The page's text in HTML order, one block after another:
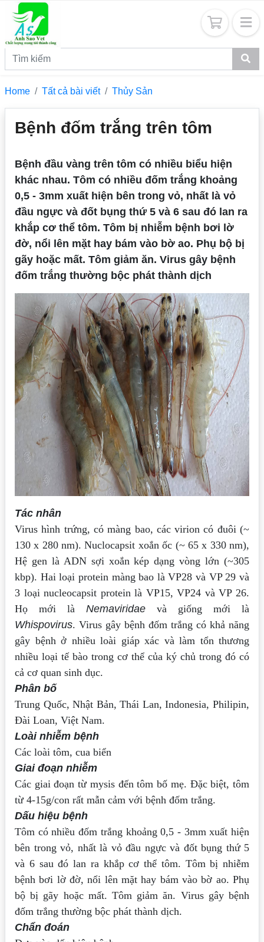
Home Tất cả bài viết Thủy Sản
Bệnh đốm trắng trên tôm
Bệnh đầu vàng trên tôm có nhiều biểu hiện
khác nhau. Tôm có nhiều đốm trắng khoảng
0,5 - 3mm xuất hiện bên trong vỏ, nhất là vỏ
đầu ngực và đốt bụng thứ 5 và 6 sau đó lan ra
khắp cơ thể tôm. Tôm bị nhiễm bệnh bơi lờ
đờ, nổi lên mặt hay bám vào bờ ao. Phụ bộ bị
gãy hoặc mất. Tôm giảm ăn. Virus gây bệnh
đốm trắng thường bộc phát thành dịch
Tác nhân
Virus hình trứng, có màng bao, các virion có đuôi (~
130 x 280 nm).Nuclocapsit xoắn ốc (~ 65 x 330 nm),
Hệ gen là ADN sợi xoắn képdạng vòng lớn (~305
kbp). Hai loại protein màng bao là VP28 và VP 29 và
3 loại nucleocapsit protein là VP15, VP24 và VP 26.
Họ mới là Nemaviridae và giống mới là
Whispovirus. Virus gây bệnh đốm trắng có khả năng
gây bệnh ở nhiều loài giáp xác và làm tổn thương
nhiều loại tế bào trong cơ thể của ký chủ trong đó có
cả cơ quan sinh dục.
Phân bố
Trung Quốc, Nhật Bản, Thái Lan, Indonesia, Philipin,
Đài Loan, Việt Nam.
Loài nhiễm bệnh
Các loài tôm, cua biển
Giai đoạn nhiễm
Các giai đoạn từ mysis đến tôm bố mẹ. Đặc biệt, tôm
từ 4-15g/con rất mẫn cảm với bệnh đốm trắng.
Dấu hiệu bệnh
Tôm có nhiều đốm trắng khoảng 0,5 - 3mm xuất hiện
bên trong vỏ, nhất là vỏ đầu ngực và đốt bụng thứ 5
và 6 sau đó lan ra khắp cơ thể tôm. Tôm bị nhiễm
bệnh bơi lờ đờ, nổi lên mặt hay bám vào bờ ao. Phụ
bộ bị gãy hoặc mất. Tôm giảm ăn. Virus gây bệnh
đốm trắng thường bộc phát thành dịch.
Chẩn đoán